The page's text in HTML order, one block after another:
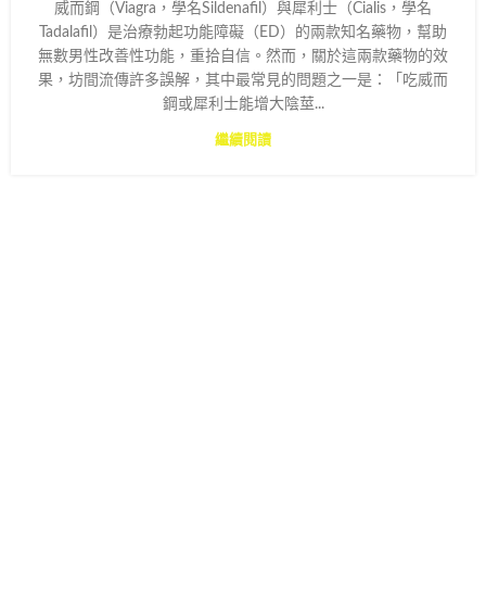
威而鋼（Viagra，學名Sildenafil）與犀利士（Cialis，學名
Tadalafil）是治療勃起功能障礙（ED）的兩款知名藥物，幫助
無數男性改善性功能，重拾自信。然而，關於這兩款藥物的效
果，坊間流傳許多誤解，其中最常見的問題之一是：「吃威而
鋼或犀利士能增大陰莖...
繼續閱讀